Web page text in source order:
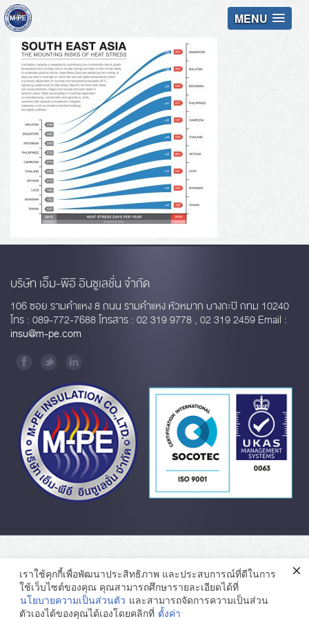
MENU
บริษัท เอ็ม-พีอี อินซูเลชั่น จำกัด
106 ซอย รามคำแหง 8 ถนน รามคำแหง หัวหมาก บางกะปิ กทม 10240
โทร : 089-772-7688 โทรสาร : 02 319 9778 , 02 319 2459 Email :
insu@m-pe.com
เราใช้คุกกี้เพื่อพัฒนาประสิทธิภาพ และประสบการณ์ที่ดีในการ
ใช้เว็บไซต์ของคุณ คุณสามารถศึกษารายละเอียดได้ที่
นโยบายความเป็นส่วนตัว และสามารถจัดการความเป็นส่วน
ตัวเองได้ของคุณได้เองโดยคลิกที่ ตั้งค่า